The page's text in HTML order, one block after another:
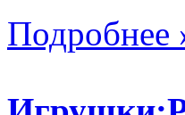
Подробнее